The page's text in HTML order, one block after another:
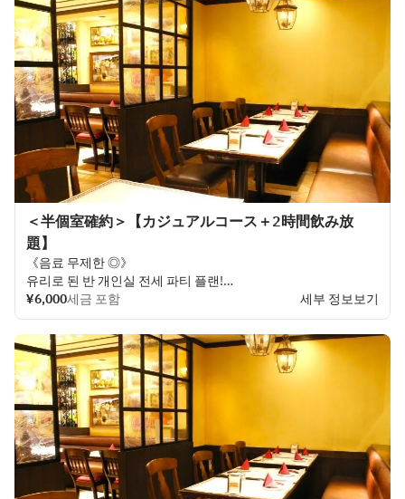
＜半個室確約＞【カジュアルコース＋2時間飲み放
題】
《음료 무제한 ◎》
유리로 된 반 개인실 전세 파티 플랜!
14명까지의 대인원수의 연회에 최적☆
(인원수 전후는 전화로 상담하실 수 있습니다)
스테디셀러 스페인 요리가 부담없이 즐기는 코스입니다 ♪
¥6,000세금 포함 세부 정보보기